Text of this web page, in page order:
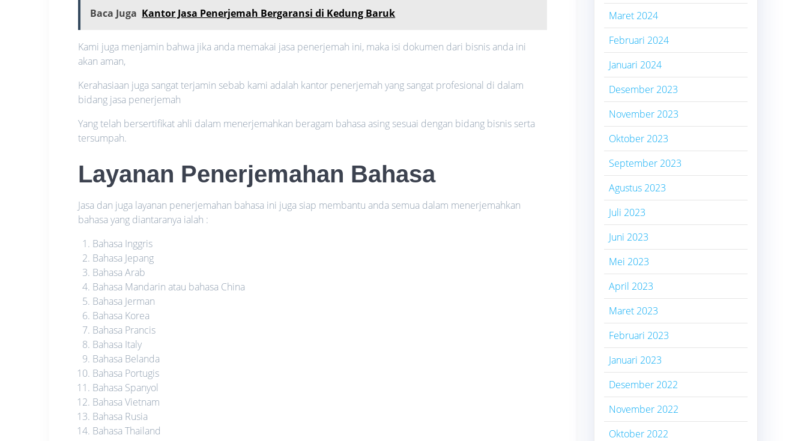
Baca Juga Kantor Jasa Penerjemah Bergaransi di Kedung Baruk
Kami juga menjamin bahwa jika anda memakai jasa penerjemah ini, maka isi dokumen dari bisnis anda ini
akan aman,
Kerahasiaan juga sangat terjamin sebab kami adalah kantor penerjemah yang sangat profesional di dalam
bidang jasa penerjemah
Yang telah bersertifikat ahli dalam menerjemahkan beragam bahasa asing sesuai dengan bidang bisnis serta
tersumpah.
Layanan Penerjemahan Bahasa
Jasa dan juga layanan penerjemahan bahasa ini juga siap membantu anda semua dalam menerjemahkan
bahasa yang diantaranya ialah :
Bahasa Inggris
Bahasa Jepang
Bahasa Arab
Bahasa Mandarin atau bahasa China
Bahasa Jerman
Bahasa Korea
Bahasa Prancis
Bahasa Italy
Bahasa Belanda
Bahasa Portugis
Bahasa Spanyol
Bahasa Vietnam
Bahasa Rusia
Bahasa Thailand
Maret 2024
Februari 2024
Januari 2024
Desember 2023
November 2023
Oktober 2023
September 2023
Agustus 2023
Juli 2023
Juni 2023
Mei 2023
April 2023
Maret 2023
Februari 2023
Januari 2023
Desember 2022
November 2022
Oktober 2022